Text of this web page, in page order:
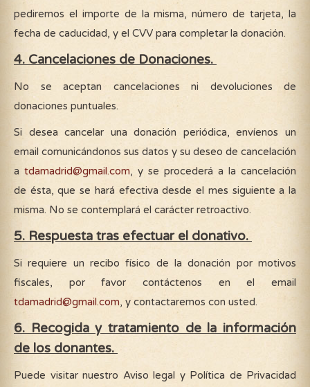
pediremos el importe de la misma, número de tarjeta, la
fecha de caducidad, y el CVV para completar la donación.
4. Cancelaciones de Donaciones.
No se aceptan cancelaciones ni devoluciones de
donaciones puntuales.
Si desea cancelar una donación periódica, envíenos un
email comunicándonos sus datos y su deseo de cancelación
a tdamadrid@gmail.com, y se procederá a la cancelación
de ésta, que se hará efectiva desde el mes siguiente a la
misma. No se contemplará el carácter retroactivo.
5. Respuesta tras efectuar el donativo.
Si requiere un recibo físico de la donación por motivos
fiscales, por favor contáctenos en el email
tdamadrid@gmail.com, y contactaremos con usted.
6. Recogida y tratamiento de la información
de los donantes.
Puede visitar nuestro Aviso legal y Política de Privacidad